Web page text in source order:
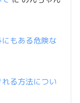
もある危険な
る方法につい